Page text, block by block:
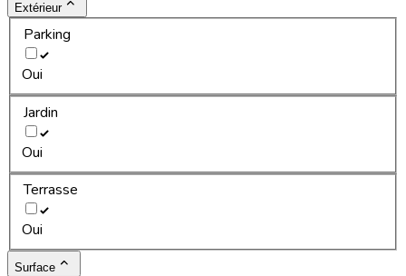
Extérieur
Parking
Oui
Jardin
Oui
Terrasse
Oui
Surface